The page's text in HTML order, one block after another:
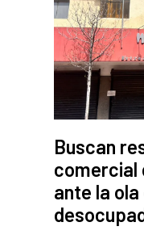
Buscan
comercial
ante la